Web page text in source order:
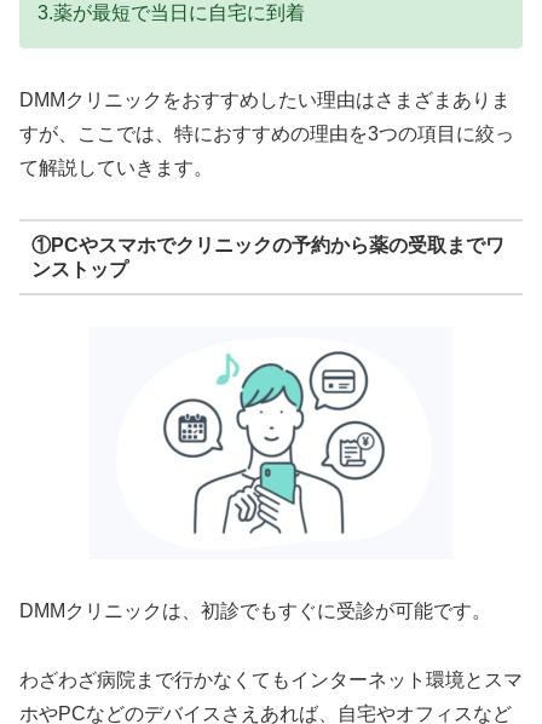
3.薬が最短で当日に自宅に到着
DMMクリニックをおすすめしたい理由はさまざまありま
すが、ここでは、特におすすめの理由を3つの項目に絞っ
て解説していきます。
①PCやスマホでクリニックの予約から薬の受取までワ
ンストップ
DMMクリニックは、初診でもすぐに受診が可能です。
わざわざ病院まで行かなくてもインターネット環境とスマ
ホやPCなどのデバイスさえあれば、自宅やオフィスなど